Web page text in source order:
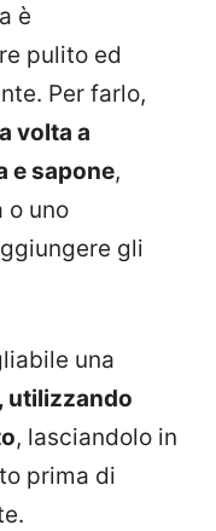
è
pulito ed
Per farlo,
volta a
e sapone,
o uno
gli
una
utilizzando
, lasciandolo in
prima di